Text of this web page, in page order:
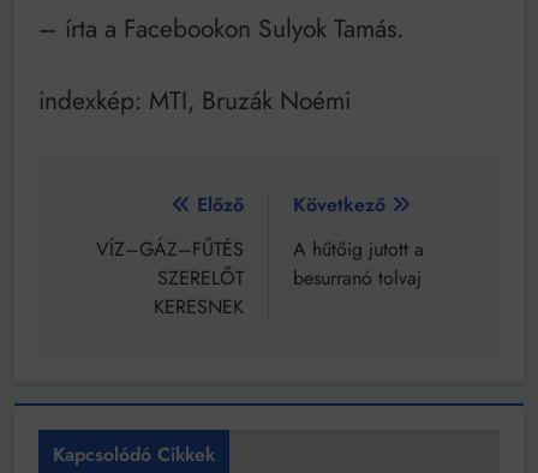
– írta a Facebookon Sulyok Tamás.
indexkép: MTI, Bruzák Noémi
Bejegyzés
navigáció
Előző
VÍZ–GÁZ–FŰTÉS
SZERELŐT
KERESNEK
Következő
A hűtőig jutott a
besurranó tolvaj
Kapcsolódó Cikkek